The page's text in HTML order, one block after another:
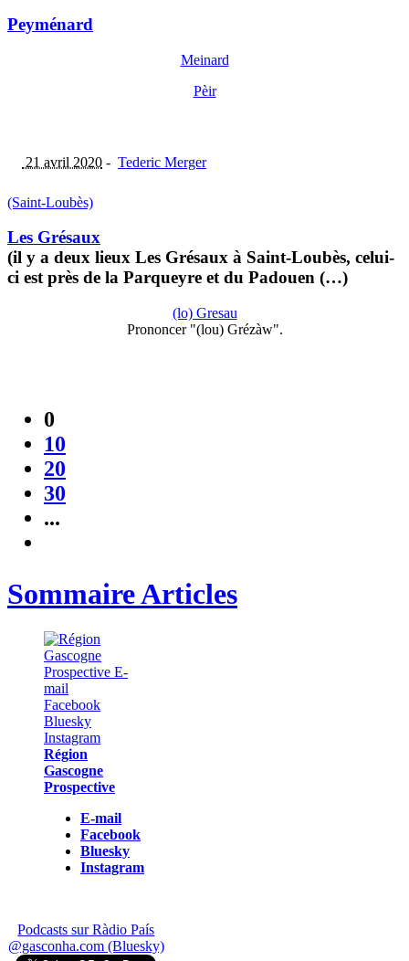
Peyménard
Meinard
Pèir
21 avril 2020 - Tederic Merger
(Saint-Loubès)
Les Grésaux
(il y a deux lieux Les Grésaux à Saint-Loubès, celui-
ci est près de la Parqueyre et du Padouen (…)
(lo) Gresau
Prononcer "(lou) Grézàw".
0
10
20
30
...
Sommaire Articles
Région
Gascogne
Prospective
E-mail
Facebook
Bluesky
Instagram
Podcasts sur Ràdio País
@gasconha.com (Bluesky)